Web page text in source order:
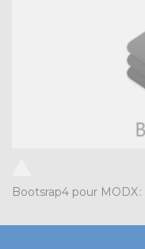
Bootsrap4 pour MODX: